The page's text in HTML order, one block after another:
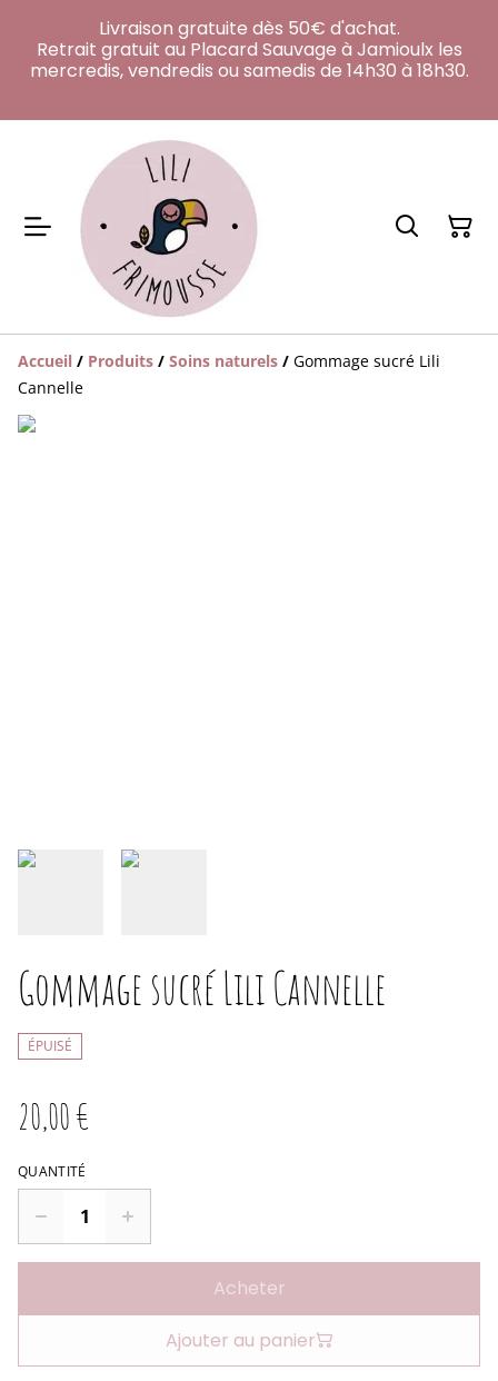
Livraison gratuite dès 50€ d'achat.
Retrait gratuit au Placard Sauvage à Jamioulx les
mercredis, vendredis ou samedis de 14h30 à 18h30.
Accueil / Produits / Soins naturels / Gommage sucré Lili
Cannelle
Gommage sucré Lili Cannelle
ÉPUISÉ
20,00 €
QUANTITÉ
Acheter
Ajouter au panier